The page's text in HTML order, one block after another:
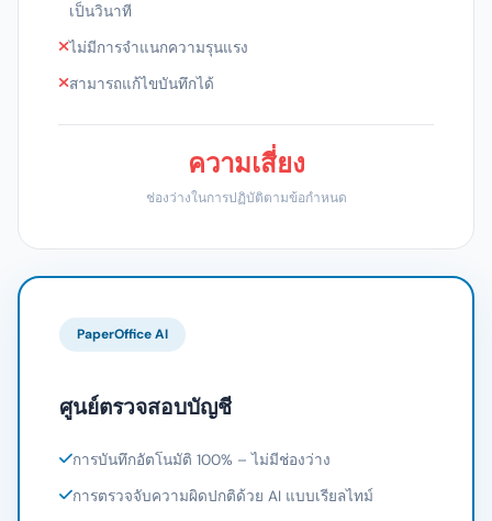
เป็นวินาที
ไม่มีการจำแนกความรุนแรง
สามารถแก้ไขบันทึกได้
ความเสี่ยง
ช่องว่างในการปฏิบัติตามข้อกำหนด
PaperOffice AI
ศูนย์ตรวจสอบบัญชี
การบันทึกอัตโนมัติ 100% – ไม่มีช่องว่าง
การตรวจจับความผิดปกติด้วย AI แบบเรียลไทม์